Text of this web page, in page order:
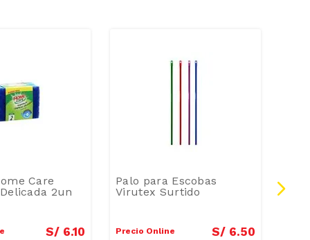
Care
2un
S/ 6.10
Palo para Escobas
Virutex Surtido
Precio Online S/ 6.50